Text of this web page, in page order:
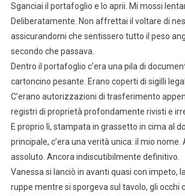
Sganciai il portafoglio e lo aprii. Mi mossi
Deliberatamente. Non affrettai il voltare di
assicurandomi che sentissero tutto il peso
secondo che passava.
Dentro il portafoglio c’era una pila di
cartoncino pesante. Erano coperti di sigilli
C’erano autorizzazioni di trasferimento
registri di proprietà profondamente rivisti e
E proprio lì, stampata in grassetto in cima al
principale, c’era una verità unica: il mio nome.
assoluto. Ancora indiscutibilmente definitivo.
Vanessa si lanciò in avanti quasi con impeto,
ruppe mentre si sporgeva sul tavolo, gli occhi